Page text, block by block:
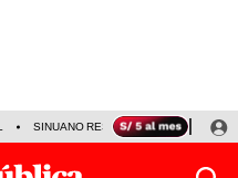
SINUANO RESULTADOS HOY